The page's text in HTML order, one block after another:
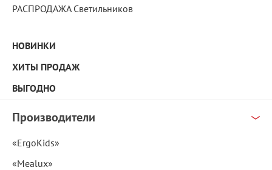
РАСПРОДАЖА Светильников
НОВИНКИ
ХИТЫ ПРОДАЖ
ВЫГОДНО
Производители
«ErgoKids»
«Mealux»